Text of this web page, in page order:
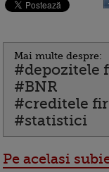
Mai multe despre:
#depozitele
#BNR
#creditele
#statistici
Pe acelasi